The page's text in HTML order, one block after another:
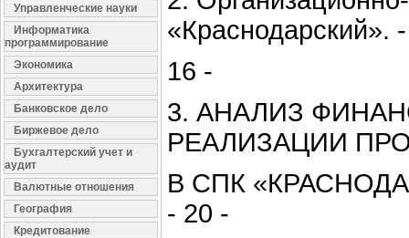
Управленческие науки
Информатика
программирование
Экономика
Архитектура
Банковское дело
Биржевое дело
Бухгалтерский учет и
аудит
Валютные отношения
География
Кредитование
«Краснодарский». -
16 -
3. АНАЛИЗ
РЕАЛИЗАЦИИ
В СПК
- 20 -